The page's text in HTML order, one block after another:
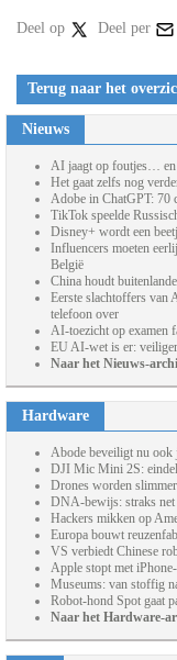
Deel op Deel per
Terug naar het
Nieuws
AI jaagt op foutjes… en
Het gaat zelfs nog
Adobe in ChatGPT: 70
TikTok speelde
Disney+ wordt een
Influencers moeten
België
China houdt
Eerste slachtoffers van
telefoon over
AI-toezicht op examen
EU AI-wet is er:
Naar het Nieuws-
Hardware
Abode beveiligt nu ook
DJI Mic Mini 2S:
Drones worden
DNA-bewijs: straks net
Hackers mikken op
Europa bouwt
VS verbiedt Chinese
Apple stopt met
Museums: van stoffig
Robot-hond Spot gaat
Naar het Hardware-